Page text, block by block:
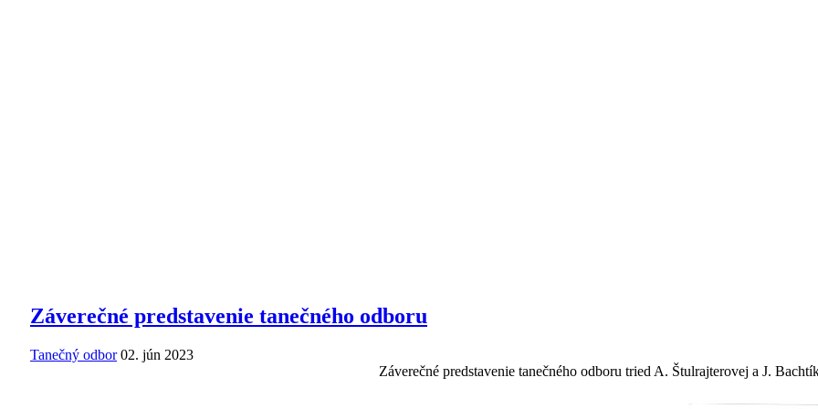
Záverečné predstavenie tanečného odboru
Tanečný odbor 02. jún 2023
Záverečné predstavenie tanečného odboru tried A. Štulrajterovej a J.